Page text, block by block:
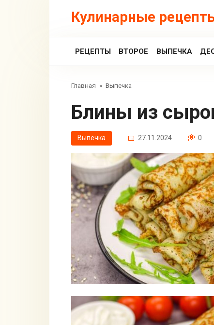
Кулинарные
РЕЦЕПТЫ ВТОРОЕ ВЫПЕЧКА
Главная » Выпечка
Блины из
Выпечка 27.11.2024 0